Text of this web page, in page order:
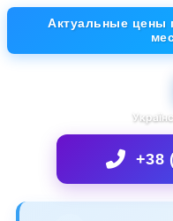
Актуальные цены
+38